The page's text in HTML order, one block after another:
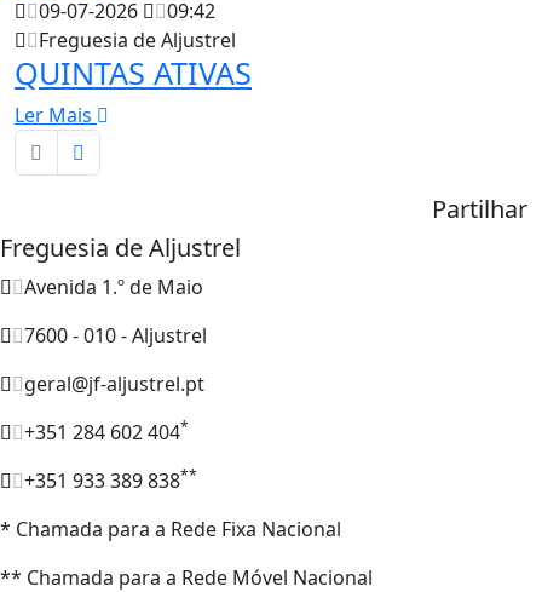
09-07-2026
09:42
Freguesia de Aljustrel
QUINTAS ATIVAS
Ler Mais
Partilhar
Freguesia de Aljustrel
Avenida 1.º de Maio
7600 - 010 - Aljustrel
geral@jf-aljustrel.pt
+351 284 602 404*
+351 933 389 838**
* Chamada para a Rede Fixa Nacional
** Chamada para a Rede Móvel Nacional